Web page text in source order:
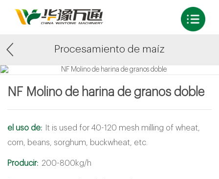
Procesamiento de maíz
NF Molino de harina de granos doble
el uso de:
It is used for 40-120 mesh milling of wheat,
corn, beans, sorghum, buckwheat, etc.
Producir: 200-800kg/h